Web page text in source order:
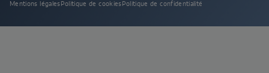
Mentions légales Politique de cookies Politique de confidentialité